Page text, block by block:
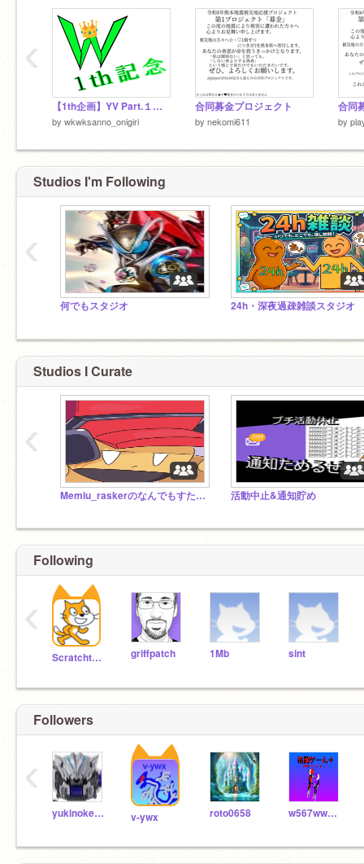
【1th企画】YV Part.１ザリガニ君の名前を皆で考えよう！
by wkwksanno_onigiri
合同募金プロジェクト
by nekomi611 by
‹
Studios I'm Following
何でもスタジオ 24h・深夜過疎雑談スタジオ
‹
Studios I Curate
Memiu_raskerのなんでもすたじお！！ 活動中止&通知貯め
‹
Following
Scratchteam griffpatch 1Mb sint
‹
Followers
yukinokessyou1 v-ywx roto0658 w567wwwwww
‹